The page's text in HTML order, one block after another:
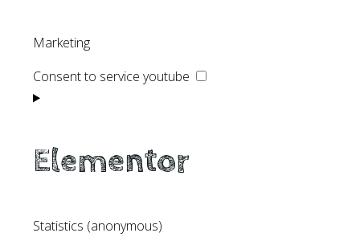
Marketing
Consent to service youtube
Elementor
Statistics (anonymous)